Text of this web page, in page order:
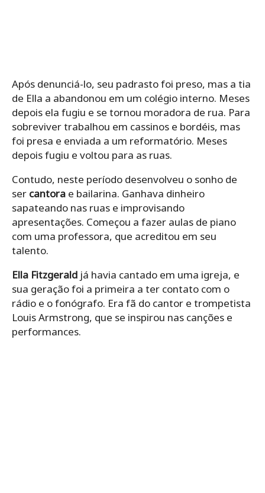
Após denunciá-lo, seu padrasto foi preso, mas a tia
de Ella a abandonou em um colégio interno. Meses
depois ela fugiu e se tornou moradora de rua. Para
sobreviver trabalhou em cassinos e bordéis, mas
foi presa e enviada a um reformatório. Meses
depois fugiu e voltou para as ruas.
Contudo, neste período desenvolveu o sonho de
ser cantora e bailarina. Ganhava dinheiro
sapateando nas ruas e improvisando
apresentações. Começou a fazer aulas de piano
com uma professora, que acreditou em seu
talento.
Ella Fitzgerald já havia cantado em uma igreja, e
sua geração foi a primeira a ter contato com o
rádio e o fonógrafo. Era fã do cantor e trompetista
Louis Armstrong, que se inspirou nas canções e
performances.